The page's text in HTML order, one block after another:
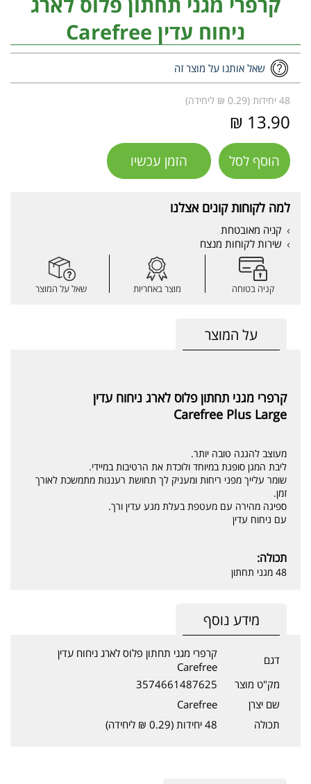
ניחוח עדין Carefree
שאל אותנו על מוצר זה
48 יחידות (0.29 ₪ ליחידה)
13.90 ₪
הוסף לסל הזמן עכשיו
למה לקוחות קונים אצלנו
קניה מאובטחת
שירות לקוחות מנצח
קניה בטוחה מוצר באחריות שאל על המוצר
על המוצר
קרפרי מגני תחתון פלוס לארג ניחוח עדין
Carefree Plus Large
מעוצב להגנה טובה יותר.
ליבת המגן סופגת במיוחד ולוכדת את הרטיבות במיידי.
שומר עלייך מפני ריחות ומעניק לך תחושת רעננות מתמשכת לאורך
זמן.
ספיגה מהירה עם מעטפת בעלת מגע עדין ורך.
עם ניחוח עדין
תכולה:
48 מגני תחתון
מידע נוסף
דגם
קרפרי מגני תחתון פלוס לארג ניחוח עדין
Carefree
מק"ט מוצר
3574661487625
שם יצרן
Carefree
תכולה
48 יחידות (0.29 ₪ ליחידה)